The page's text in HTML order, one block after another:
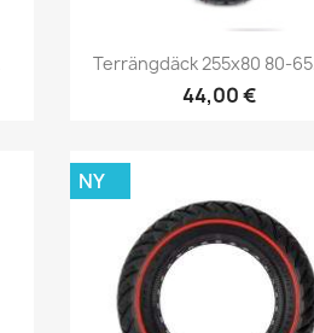
Snabbvy
Terrängdäck 255x80 80-
44,00 €
NY